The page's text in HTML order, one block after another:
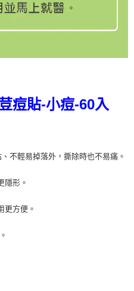
痘貼-小痘-60入
不輕易掉落外，撕除時也不易痛。
隱形。
更方便。